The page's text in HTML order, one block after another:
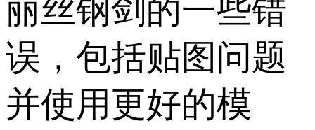
丽丝钢剑的一些错
误，包括贴图问题
并使用更好的模